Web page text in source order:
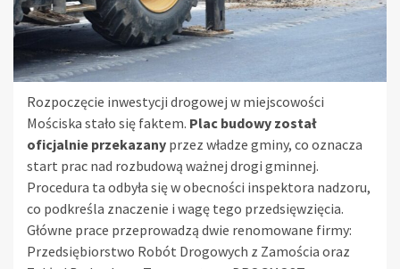
Rozpoczęcie inwestycji drogowej w miejscowości
Mościska stało się faktem. Plac budowy został
oficjalnie przekazany przez władze gminy, co oznacza
start prac nad rozbudową ważnej drogi gminnej.
Procedura ta odbyła się w obecności inspektora nadzoru,
co podkreśla znaczenie i wagę tego przedsięwzięcia.
Główne prace przeprowadzą dwie renomowane firmy:
Przedsiębiorstwo Robót Drogowych z Zamościa oraz